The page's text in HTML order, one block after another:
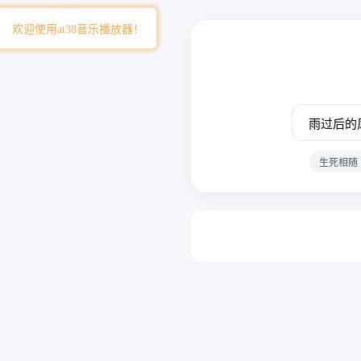
生死相随
欢迎使用at38音乐播放器！